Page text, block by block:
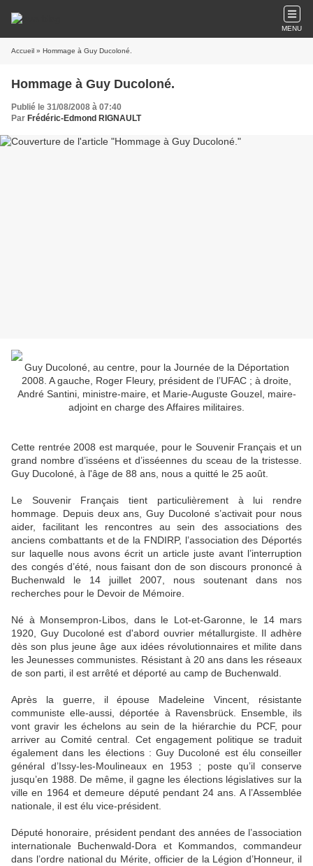
MENU
Accueil » Hommage à Guy Ducoloné.
Hommage à Guy Ducoloné.
Publié le 31/08/2008 à 07:40
Par Frédéric-Edmond RIGNAULT
Guy Ducoloné, au centre, pour la Journée de la Déportation
2008. A gauche, Roger Fleury, président de l’UFAC ; à droite,
André Santini, ministre-maire, et Marie-Auguste Gouzel, maire-
adjoint en charge des Affaires militaires.
Cette rentrée 2008 est marquée, pour le Souvenir Français et un
grand nombre d’isséens et d’isséennes du sceau de la tristesse.
Guy Ducoloné, à l'âge de 88 ans, nous a quitté le 25 août.
Le Souvenir Français tient particulièrement à lui rendre
hommage. Depuis deux ans, Guy Ducoloné s’activait pour nous
aider, facilitant les rencontres au sein des associations des
anciens combattants et de la FNDIRP, l’association des Déportés
sur laquelle nous avons écrit un article juste avant l’interruption
des congés d’été, nous faisant don de son discours prononcé à
Buchenwald le 14 juillet 2007, nous soutenant dans nos
recherches pour le Devoir de Mémoire.
Né à Monsempron-Libos, dans le Lot-et-Garonne, le 14 mars
1920, Guy Ducoloné est d'abord ouvrier métallurgiste. Il adhère
dès son plus jeune âge aux idées révolutionnaires et milite dans
les Jeunesses communistes. Résistant à 20 ans dans les réseaux
de son parti, il est arrêté et déporté au camp de Buchenwald.
Après la guerre, il épouse Madeleine Vincent, résistante
communiste elle-aussi, déportée à Ravensbrück. Ensemble, ils
vont gravir les échelons au sein de la hiérarchie du PCF, pour
arriver au Comité central. Cet engagement politique se traduit
également dans les élections : Guy Ducoloné est élu conseiller
général d’Issy-les-Moulineaux en 1953 ; poste qu’il conserve
jusqu’en 1988. De même, il gagne les élections législatives sur la
ville en 1964 et demeure député pendant 24 ans. A l’Assemblée
nationale, il est élu vice-président.
Député honoraire, président pendant des années de l’association
internationale Buchenwald-Dora et Kommandos, commandeur
dans l’ordre national du Mérite, officier de la Légion d’Honneur, il